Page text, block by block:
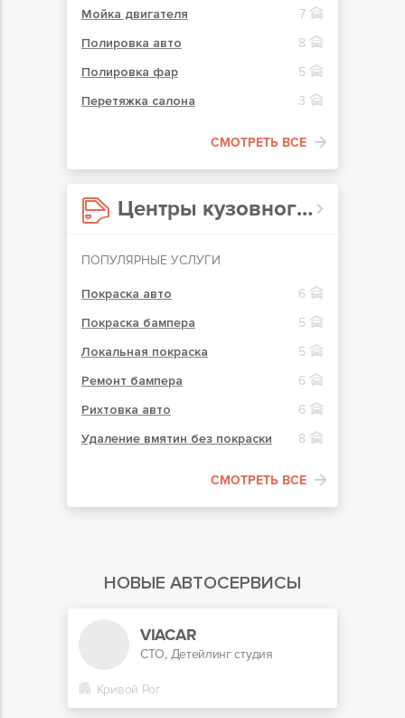
Мойка двигателя
7
Полировка авто
8
Полировка фар
5
Перетяжка салона
3
СМОТРЕТЬ ВСЕ
Центры кузовного ремонта в Кривом Роге
ПОПУЛЯРНЫЕ УСЛУГИ
Покраска авто
6
Покраска бампера
5
Локальная покраска
5
Ремонт бампера
6
Рихтовка авто
6
Удаление вмятин без покраски
8
СМОТРЕТЬ ВСЕ
НОВЫЕ АВТОСЕРВИСЫ
VIACAR
СТО, Детейлинг студия
Кривой Рог